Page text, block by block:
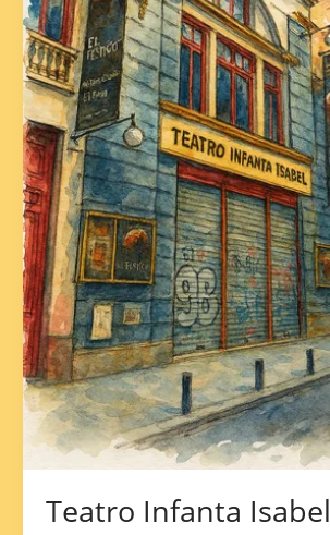
Teatro Infanta Isabel